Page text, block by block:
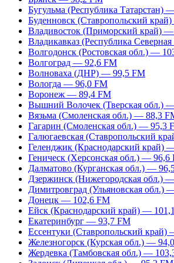
Бугульма (Республика Татарстан)
Буденновск (Ставропольский
Владивосток (Приморский край)
Владикавказ (Республика
Волгодонск (Ростовская обл.) —
Волгоград — 92,6 FM
Волноваха (ДНР) — 99,5 FM
Вологда — 96,0 FM
Воронеж — 89,4 FM
Вышний Волочек (Тверская обл.)
Вязьма (Смоленская обл.) — 88,3
Гагарин (Смоленская обл.) — 95,3
Галюгаевская (Ставропольский
Геленджик (Краснодарский край)
Геническ (Херсонская обл.) — 96,6
Далматово (Курганская обл.) —
Дзержинск (Нижегородская обл.)
Димитровград (Ульяновская обл.)
Донецк — 102,6 FM
Ейск (Краснодарский край) —
Екатеринбург — 93,7 FM
Ессентуки (Ставропольский край)
Железногорск (Курская обл.) —
Жердевка (Тамбовская обл.) —